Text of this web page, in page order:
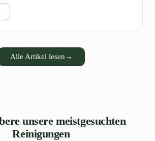
Alle Artikel lesen →
unsere meistgesuchten
Reinigungen